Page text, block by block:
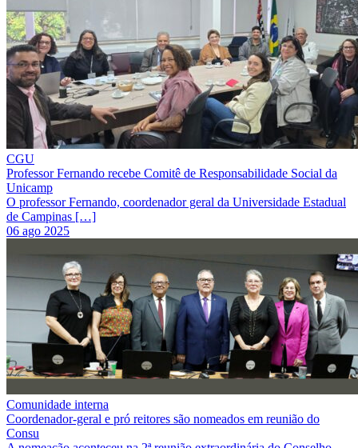
CGU
Professor Fernando recebe Comitê de Responsabilidade Social da
Unicamp
O professor Fernando, coordenador geral da Universidade Estadual
de Campinas […]
06 ago 2025
Comunidade interna
Coordenador-geral e pró reitores são nomeados em reunião do
Consu